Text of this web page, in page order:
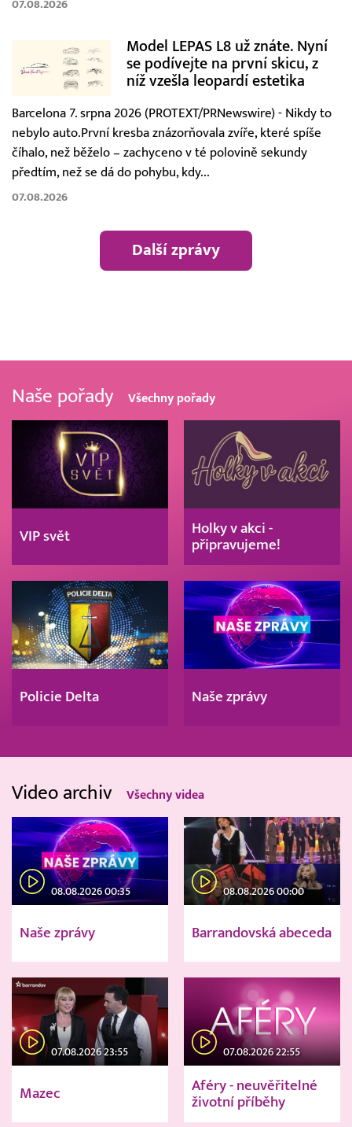
07.08.2026
Model LEPAS L8 už znáte. Nyní
se podívejte na první skicu, z
níž vzešla leopardí estetika
Barcelona 7. srpna 2026 (PROTEXT/PRNewswire) - Nikdy to
nebylo auto.První kresba znázorňovala zvíře, které spíše
číhalo, než běželo – zachyceno v té polovině sekundy
předtím, než se dá do pohybu, kdy...
07.08.2026
Další zprávy
Naše pořady Všechny pořady
VIP svět
Holky v akci -
připravujeme!
Policie Delta Naše zprávy
Video archiv Všechny videa
08.08.2026 00:35
Naše zprávy
08.08.2026 00:00
Barrandovská abeceda
07.08.2026 23:55
Mazec
07.08.2026 22:55
Aféry - neuvěřitelné
životní příběhy